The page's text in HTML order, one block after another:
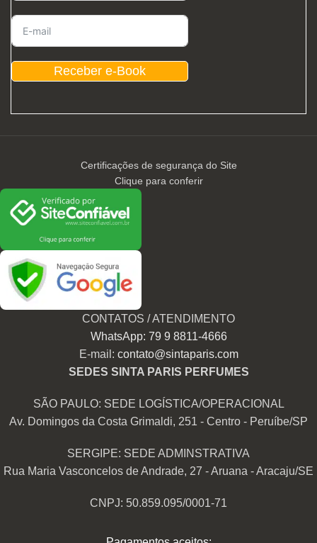
Receber e-Book
Certificações de segurança do Site
Clique para conferir
CONTATOS / ATENDIMENTO
WhatsApp: 79 9 8811-4666
E-mail: contato@sintaparis.com
SEDES SINTA PARIS PERFUMES
SÃO PAULO: SEDE LOGÍSTICA/OPERACIONAL
Av. Domingos da Costa Grimaldi, 251 - Centro - Peruíbe/SP
SERGIPE: SEDE ADMINSTRATIVA
Rua Maria Vasconcelos de Andrade, 27 - Aruana - Aracaju/SE
CNPJ: 50.859.095/0001-71